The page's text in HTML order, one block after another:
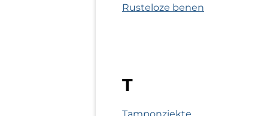
Rusteloze benen
T